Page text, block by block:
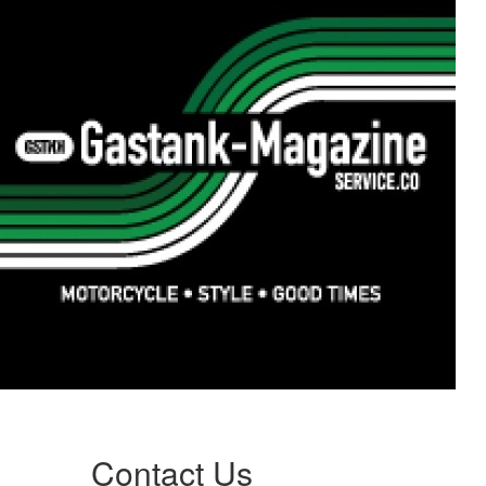
Contact Us